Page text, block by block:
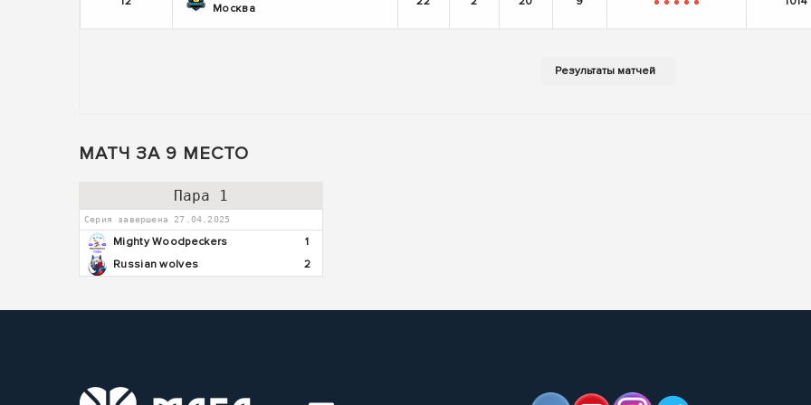
Москва
- - - - -
МАТЧ ЗА 9 МЕСТО
Пара 1
Серия завершена 27.04.2025
Mighty Woodpeckers
1
Russian wolves
2